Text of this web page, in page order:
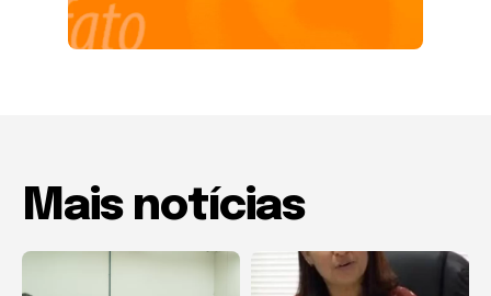
Mais notícias